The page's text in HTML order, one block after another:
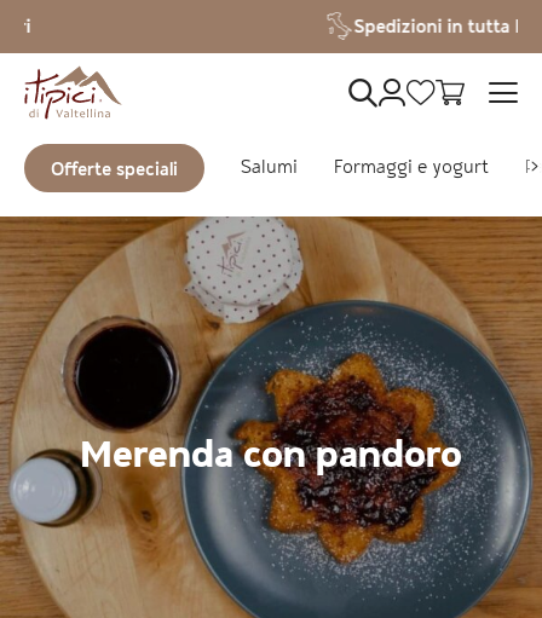
Spedizioni in tutta Italia
Offerte speciali Salumi Formaggi e yogurt
Merenda con pandoro